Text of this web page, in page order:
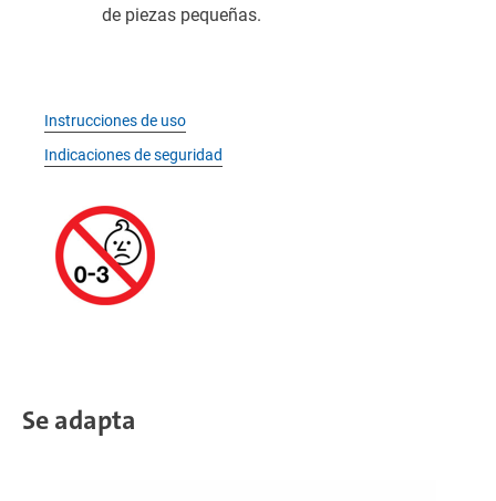
de piezas pequeñas.
Instrucciones de uso
Indicaciones de seguridad
Se adapta